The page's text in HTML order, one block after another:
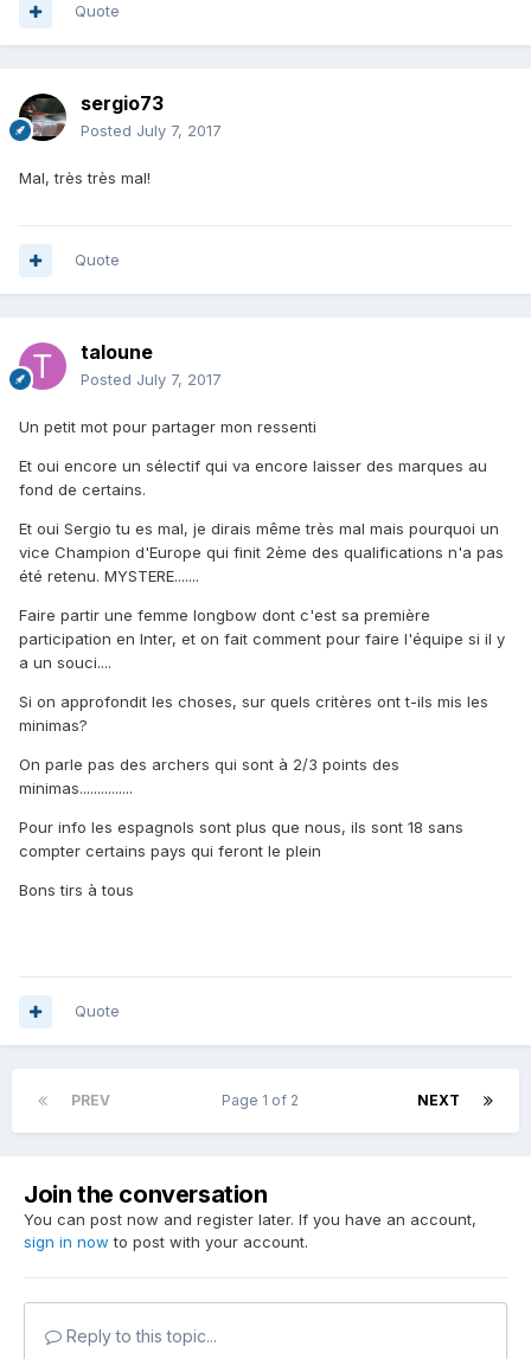
En outre, le comité de sélection saura prendre en compte
d’éventuels impondérables.
Quote
sergio73
Posted July 7, 2017
Mal, très très mal!
Quote
taloune
Posted July 7, 2017
Un petit mot pour partager mon ressenti
Et oui encore un sélectif qui va encore laisser des marques au
fond de certains.
Et oui Sergio tu es mal, je dirais même très mal mais pourquoi un
vice Champion d'Europe qui finit 2ème des qualifications n'a pas
été retenu. MYSTERE.......
Faire partir une femme longbow dont c'est sa première
participation en Inter, et on fait comment pour faire l'équipe si il y
a un souci....
Si on approfondit les choses, sur quels critères ont t-ils mis les
minimas?
On parle pas des archers qui sont à 2/3 points des
minimas...............
Pour info les espagnols sont plus que nous, ils sont 18 sans
compter certains pays qui feront le plein
Bons tirs à tous
Quote
PREV NEXT
Page 1 of 2
Join the conversation
You can post now and register later. If you have an account,
sign in now to post with your account.
Reply to this topic...